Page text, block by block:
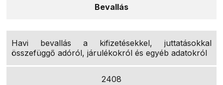
Bevallás
Havi bevallás a kifizetésekkel, juttatásokkal
összefüggő adóról, járulékokról és egyéb adatokról
2408